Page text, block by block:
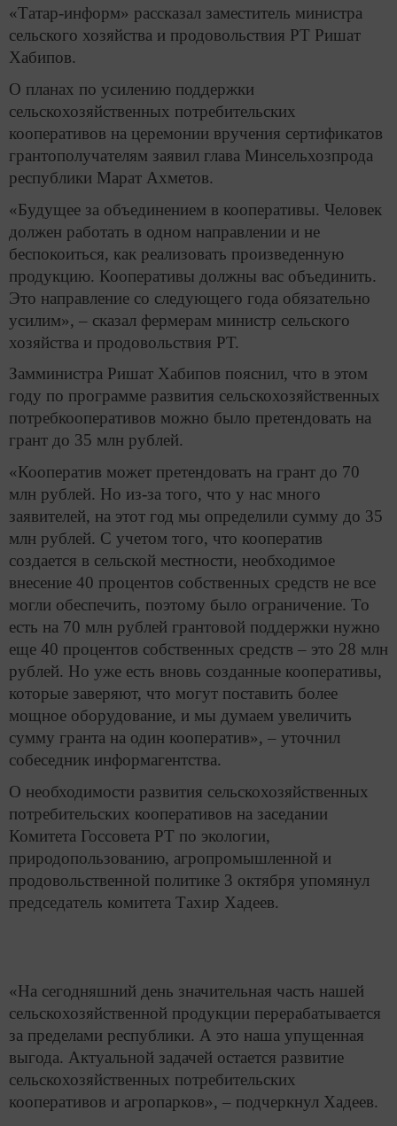
«Татар-информ» рассказал заместитель министра
сельского хозяйства и продовольствия РТ Ришат
Хабипов.
О планах по усилению поддержки
сельскохозяйственных потребительских
кооперативов на церемонии вручения сертификатов
грантополучателям заявил глава Минсельхозпрода
республики Марат Ахметов.
«Будущее за объединением в кооперативы. Человек
должен работать в одном направлении и не
беспокоиться, как реализовать произведенную
продукцию. Кооперативы должны вас объединить.
Это направление со следующего года обязательно
усилим», – сказал фермерам министр сельского
хозяйства и продовольствия РТ.
Замминистра Ришат Хабипов пояснил, что в этом
году по программе развития сельскохозяйственных
потребкооперативов можно было претендовать на
грант до 35 млн рублей.
«Кооператив может претендовать на грант до 70
млн рублей. Но из-за того, что у нас много
заявителей, на этот год мы определили сумму до 35
млн рублей. С учетом того, что кооператив
создается в сельской местности, необходимое
внесение 40 процентов собственных средств не все
могли обеспечить, поэтому было ограничение. То
есть на 70 млн рублей грантовой поддержки нужно
еще 40 процентов собственных средств – это 28 млн
рублей. Но уже есть вновь созданные кооперативы,
которые заверяют, что могут поставить более
мощное оборудование, и мы думаем увеличить
сумму гранта на один кооператив», – уточнил
собеседник информагентства.
О необходимости развития сельскохозяйственных
потребительских кооперативов на заседании
Комитета Госсовета РТ по экологии,
природопользованию, агропромышленной и
продовольственной политике 3 октября упомянул
председатель комитета Тахир Хадеев.
«На сегодняшний день значительная часть нашей
сельскохозяйственной продукции перерабатывается
за пределами республики. А это наша упущенная
выгода. Актуальной задачей остается развитие
сельскохозяйственных потребительских
кооперативов и агропарков», – подчеркнул Хадеев.